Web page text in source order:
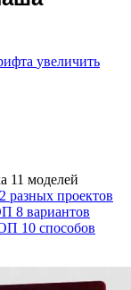
увеличить
11 моделей
разных проектов
8 вариантов
10 способов